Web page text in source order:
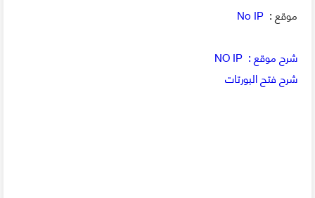
موقع :No IP
شرح موقع : NO IP
شرح فتح البورتات